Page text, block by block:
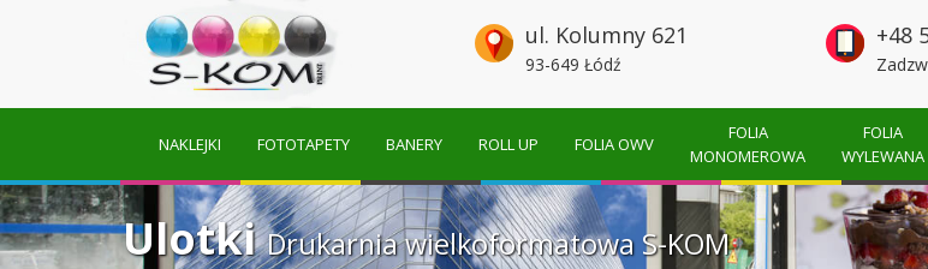
ul. Kolumny 621
93-649 Łódź
+48
NAKLEJKI FOTOTAPETY BANERY ROLL UP FOLIA OWV
FOLIA
MONOMEROWA
FOLIA
WYLEWANA
UlotkiDrukarnia wielkoformatowa S-KOM